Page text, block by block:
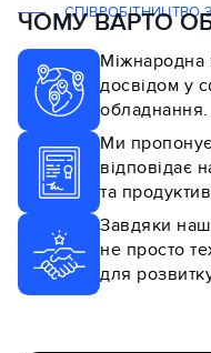
СПІВРОБІТНИЦТВО З
ЧОМУ ВАРТО
Міжнародна
досвідом у
обладнання.
Ми
відповідає
та
Завдяки
не просто
для